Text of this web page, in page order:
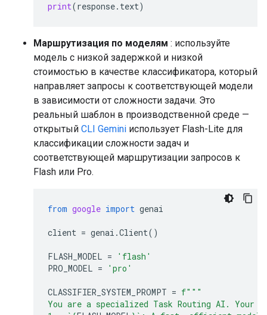
print(response. text)
Маршрутизация по моделям : используйте
модель с низкой задержкой и низкой
стоимостью в качестве классификатора, который
направляет запросы к соответствующей модели
в зависимости от сложности задачи. Это
реальный шаблон в производственной среде —
открытый CLI Gemini использует Flash-Lite для
классификации сложности задач и
соответствующей маршрутизации запросов к
Flash или Pro.
from google import genai
client = genai .Client()
FLASH_MODEL =
'flash'
PRO_MODEL = 'pro'
CLASSIFIER_SYSTEM_PROMPT = f"""
You are a specialized Task Routing AI.